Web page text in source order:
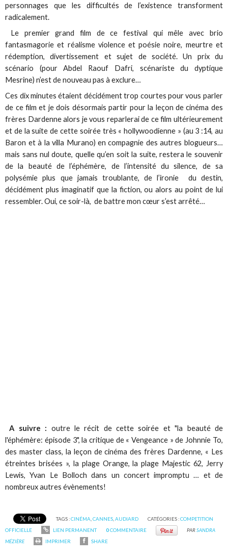
personnages que les difficultés de l’existence transforment
radicalement.
Le premier grand film de ce festival qui mêle avec brio
fantasmagorie et réalisme violence et poésie noire, meurtre et
rédemption, divertissement et sujet de société. Un prix du
scénario (pour Abdel Raouf Dafri, scénariste du dyptique
Mesrine) n’est de nouveau pas à exclure…
Ces dix minutes étaient décidément trop courtes pour vous parler
de ce film et je dois désormais partir pour la leçon de cinéma des
frères Dardenne alors je vous reparlerai de ce film ultérieurement
et de la suite de cette soirée très « hollywoodienne » (au 3 :14, au
Baron et à la villa Murano) en compagnie des autres blogueurs…
mais sans nul doute, quelle qu’en soit la suite, restera le souvenir
de la beauté de l’éphémère, de l’intensité du silence, de sa
polysémie plus que jamais troublante, de l’ironie du destin,
décidément plus imaginatif que la fiction, ou alors au point de lui
ressembler. Oui, ce soir-là, de battre mon cœur s’est arrêté…
A suivre : outre le récit de cette soirée et "la beauté de
l'éphémère: épisode 3", la critique de « Vengeance » de Johnnie To,
des master class, la leçon de cinéma des frères Dardenne, « Les
étreintes brisées », la plage Orange, la plage Majestic 62, Jerry
Lewis, Yvan Le Bolloch dans un concert impromptu … et de
nombreux autres évènements!
TAGS :CINÉMA CANNES, AUDIARD CATÉGORIES :COMPETITION
OFFICIELLE
LIEN PERMANENT 0COMMENTAIRE PAR SANDRA
MÉZIÈRE
IMPRIMER SHARE